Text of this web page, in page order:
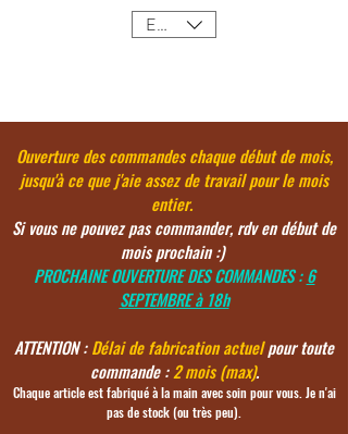
EUR (€)
Ouverture des commandes chaque début de mois,
jusqu'à ceque j'aie assez de travail pour le mois
entier.
Si vous ne pouvez pas commander, rdv en début de
mois prochain :)
PROCHAINE OUVERTURE DES COMMANDES :6
SEPTEMBRE à 18h
ATTENTION :Délai de fabrication actuelpour toute
commande :2 mois (max).
Chaque article est fabriqué à la main avec soin pour vous. Je n'ai
pas de stock (ou très peu).